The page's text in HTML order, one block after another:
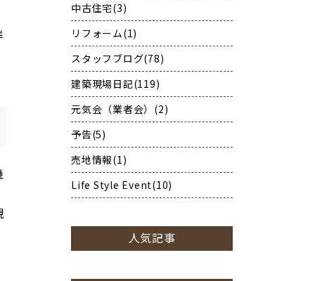
中古住宅(3)
リフォーム(1)
スタッフブログ(78)
建築現場日記(119)
元気会（業者会）(2)
予告(5)
売地情報(1)
Life Style Event(10)
人気記事